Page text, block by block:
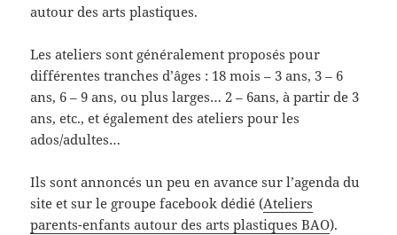
autour des arts plastiques.
Les ateliers sont généralement proposés pour
différentes tranches d’âges : 18 mois – 3 ans, 3 – 6
ans, 6 – 9 ans, ou plus larges… 2 – 6ans, à partir de 3
ans, etc., et également des ateliers pour les
ados/adultes…
Ils sont annoncés un peu en avance sur l’agenda du
site et sur le groupe facebook dédié (Ateliers
parents-enfants autour des arts plastiques BAO).